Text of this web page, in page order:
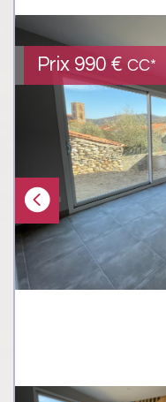
Prix 990 € CC*